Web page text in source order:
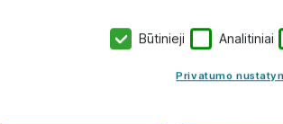
Būtinieji Analitiniai
Privatumo